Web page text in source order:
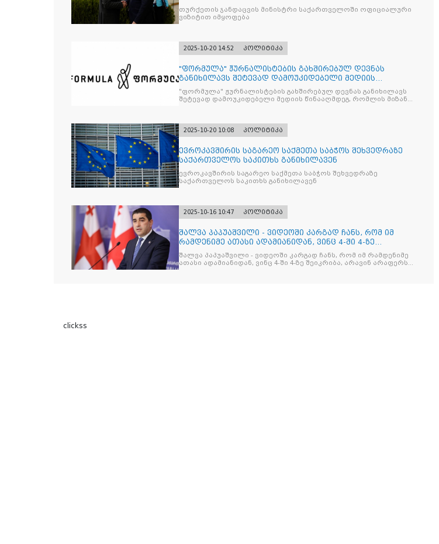
თურქეთის ჯანდაცვის მინისტრი საქართველოში ოფიციალური
ვიზიტით იმყოფება
2025-10-20 14:52 პოლიტიკა
"ფორმულა" ჟურნალისტების გახშირებულ დევნას
განიხილავს შეტევად დამოუკიდებელი მედიის
წინააღმდ
"ფორმულა" ჟურნალისტების გახშირებულ დევნას განიხილავს
შეტევად დამოუკიდებელი მედიის წინააღმდეგ, რომლის მიზანი
2025-10-20 10:08 პოლიტიკა
ევროკავშირის საგარეო საქმეთა საბჭოს შეხვედრაზე
საქართველოს საკითხს განიხილავენ
ევროკავშირის საგარეო საქმეთა საბჭოს შეხვედრაზე
საქართველოს საკითხს განიხილავენ
2025-10-16 10:47 პოლიტიკა
შალვა პაპუაშვილი - ვიდეოში კარგად ჩანს, რომ იმ
რამდენიმე ათასი ადამიანიდან, ვინც 4-ში 4-ზე
შეიკრიბა,
შალვა პაპუაშვილი - ვიდეოში კარგად ჩანს, რომ იმ რამდენიმე
ათასი ადამიანიდან, ვინც 4-ში 4-ზე შეიკრიბა, არავინ არაფერს
clickss